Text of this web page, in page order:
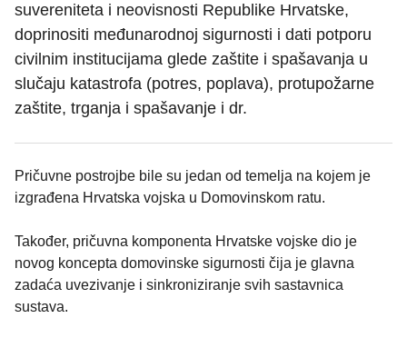
suvereniteta i neovisnosti Republike Hrvatske,
doprinositi međunarodnoj sigurnosti i dati potporu
civilnim institucijama glede zaštite i spašavanja u
slučaju katastrofa (potres, poplava), protupožarne
zaštite, trganja i spašavanje i dr.
Pričuvne postrojbe bile su jedan od temelja na kojem je
izgrađena Hrvatska vojska u Domovinskom ratu.
Također, pričuvna komponenta Hrvatske vojske dio je
novog koncepta domovinske sigurnosti čija je glavna
zadaća uvezivanje i sinkroniziranje svih sastavnica
sustava.